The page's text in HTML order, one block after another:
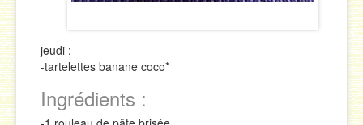
jeudi :
-tartelettes banane coco*
Ingrédients :